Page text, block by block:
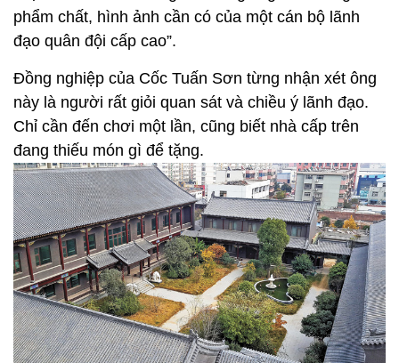
phẩm chất, hình ảnh cần có của một cán bộ lãnh
đạo quân đội cấp cao”.
Đồng nghiệp của Cốc Tuấn Sơn từng nhận xét ông
này là người rất giỏi quan sát và chiều ý lãnh đạo.
Chỉ cần đến chơi một lần, cũng biết nhà cấp trên
đang thiếu món gì để tặng.